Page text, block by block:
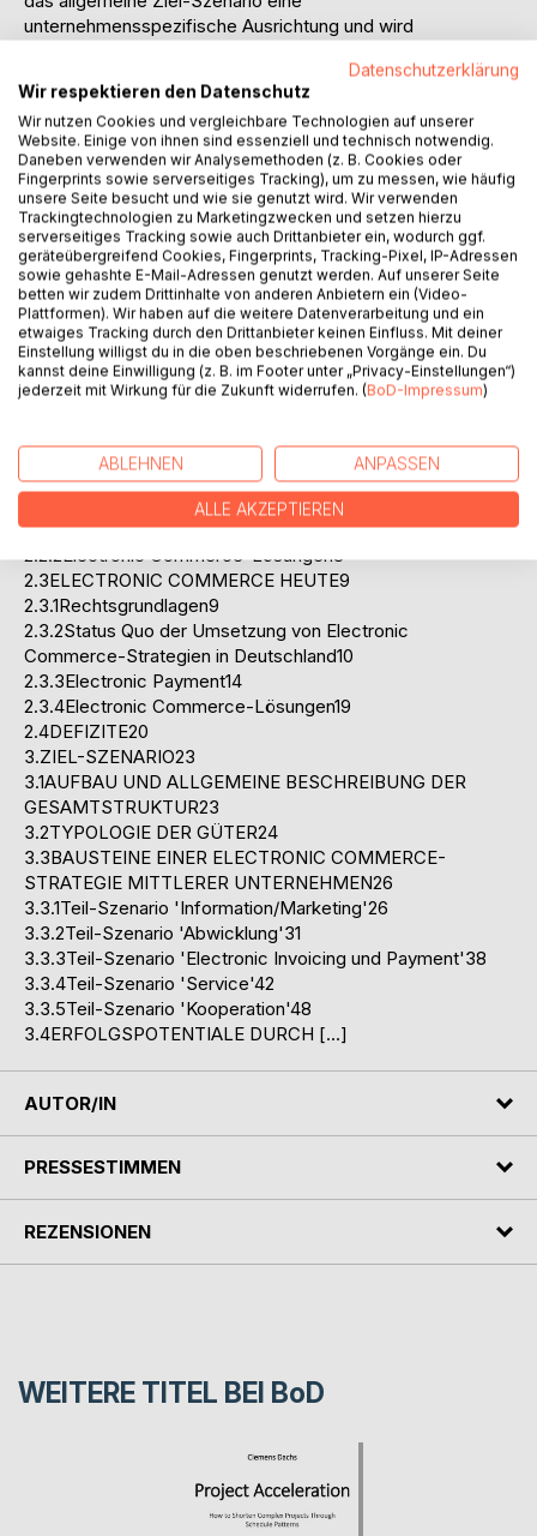
unternehmensspezifische Ausrichtung und wird
Dienstleistungsunternehmen aus der Versicherungsbranche
und einem Unternehmen der Automobillogistik) abgebildet.
Im fünften und letzten Kapitel werden die Ergebnisse der
Arbeit zusammenfassend dargestellt und ein Ausblick, in
dem die Zukunftsperspektiven des Electronic Commerce
aufgezeigt werden, gegeben.
Inhaltsverzeichnis:Inhaltsverzeichnis:
1.EINLEITUNG1
1.1FRAGESTELLUNG UND ZIELSETZUNG1
1.2DEFINITION UND ABGRENZUNG2
1.3AUFBAU DER ARBEIT3
2.BESTANDSAUFNAHME ELECTRONIC COMMERCE5
2.1HISTORISCHER ABRISS - EVOLUTION
2.2ABGRENZUNG KONVENTIONELLER
INFORMATIONSTECHNOLOGIE ZU ELECTRONIC
COMMERCE LÖSUNGEN7
2.2.1Informationstechnologie im konventionellen Sinn7
2.2.2Electronic Commerce-Lösungen8
2.3ELECTRONIC COMMERCE HEUTE9
2.3.1Rechtsgrundlagen9
2.3.2Status Quo der Umsetzung von Electronic
Commerce-Strategien in Deutschland10
2.3.3Electronic Payment14
2.3.4Electronic Commerce-Lösungen19
2.4DEFIZITE20
3.ZIEL-SZENARIO23
3.1AUFBAU UND ALLGEMEINE BESCHREIBUNG DER
GESAMTSTRUKTUR23
3.2TYPOLOGIE DER GÜTER24
3.3BAUSTEINE EINER ELECTRONIC COMMERCE-
STRATEGIE MITTLERER UNTERNEHMEN26
3.3.1Teil-Szenario 'Information/Marketing'26
3.3.2Teil-Szenario 'Abwicklung'31
3.3.3Teil-Szenario 'Electronic Invoicing und Payment'38
3.3.4Teil-Szenario 'Service'42
3.3.5Teil-Szenario 'Kooperation'48
3.4ERFOLGSPOTENTIALE DURCH […]
AUTOR/IN
PRESSESTIMMEN
REZENSIONEN
WEITERE TITEL BEI BoD
Datenschutzerklärung
Wir respektieren den Datenschutz
Wir nutzen Cookies und vergleichbare Technologien auf unserer
Website. Einige von ihnen sind essenziell und technisch notwendig.
Daneben verwenden wir Analysemethoden (z. B. Cookies oder
Fingerprints sowie serverseitiges Tracking), um zu messen, wie häufig
unsere Seite besucht und wie sie genutzt wird. Wir verwenden
Trackingtechnologien zu Marketingzwecken und setzen hierzu
serverseitiges Tracking sowie auch Drittanbieter ein, wodurch ggf.
geräteübergreifend Cookies, Fingerprints, Tracking-Pixel, IP-Adressen
sowie gehashte E-Mail-Adressen genutzt werden. Auf unserer Seite
betten wir zudem Drittinhalte von anderen Anbietern ein (Video-
Plattformen). Wir haben auf die weitere Datenverarbeitung und ein
etwaiges Tracking durch den Drittanbieter keinen Einfluss. Mit deiner
Einstellung willigst du in die oben beschriebenen Vorgänge ein. Du
kannst deine Einwilligung (z. B. im Footer unter „Privacy-Einstellungen“)
jederzeit mit Wirkung für die Zukunft widerrufen. (BoD-Impressum)
ABLEHNEN ANPASSEN
ALLE AKZEPTIEREN